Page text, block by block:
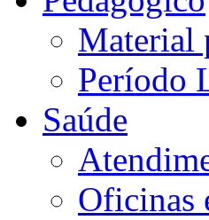
Material
Período
Saúde
Oficinas